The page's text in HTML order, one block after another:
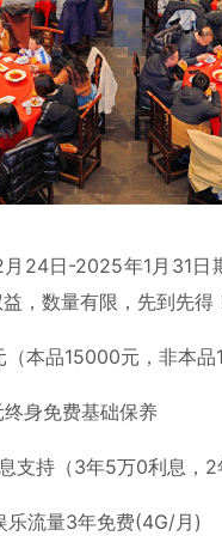
24日-2025年1月31日
，数量有限，先到先得
本品15000元，非本品
身免费基础保养
支持（3年5万0利息，2
乐流量3年免费(4G/月)